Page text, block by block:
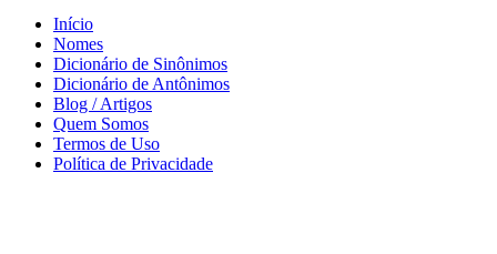
Início
Nomes
Dicionário de Sinônimos
Dicionário de Antônimos
Blog / Artigos
Quem Somos
Termos de Uso
Política de Privacidade